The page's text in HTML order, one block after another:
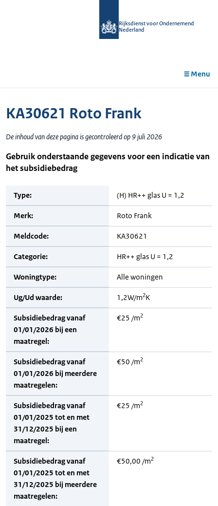
Rijksdienst voor Ondernemend
Nederland
Menu
KA30621 Roto Frank
De inhoud van deze pagina is gecontroleerd op 9 juli 2026
Gebruik onderstaande gegevens voor een indicatie van
het subsidiebedrag
Type: (H) HR++ glas U = 1,2
Merk: Roto Frank
Meldcode: KA30621
Categorie: HR++ glas U = 1,2
Woningtype: Alle woningen
Ug/Ud waarde: 1,2W/m2K
Subsidiebedrag vanaf
01/01/2026 bij een
maatregel:
€25 /m2
Subsidiebedrag vanaf
01/01/2026 bij meerdere
maatregelen:
€50 /m2
Subsidiebedrag vanaf
01/01/2025 tot en met
31/12/2025 bij een
maatregel:
€25 /m2
Subsidiebedrag vanaf
01/01/2025 tot en met
31/12/2025 bij meerdere
maatregelen:
€50,00 /m2